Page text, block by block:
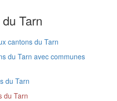
Tarn
cantons du Tarn
du Tarn avec communes
du Tarn
du Tarn